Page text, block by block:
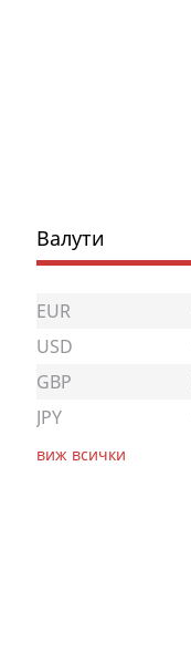
Валути
EUR
USD
GBP
JPY
виж всички